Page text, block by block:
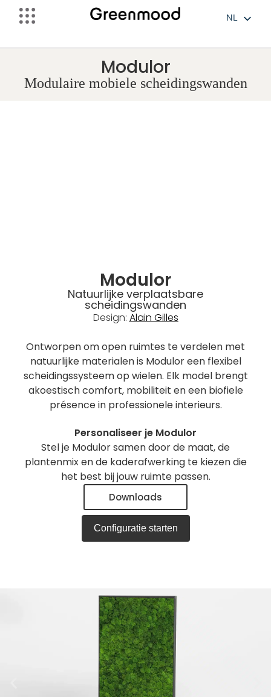
NL
Modulor
Modulaire mobiele scheidingswanden
Modulor
Natuurlijke verplaatsbare
scheidingswanden
Design: Alain Gilles
Ontworpen om open ruimtes te verdelen met
natuurlijke materialen is Modulor een flexibel
scheidingssysteem op wielen. Elk model brengt
akoestisch comfort, mobiliteit en een biofiele
présence in professionele interieurs.
Personaliseer je Modulor
Stel je Modulor samen door de maat, de
plantenmix en de kaderafwerking te kiezen die
het best bij jouw ruimte passen.
Downloads
Configuratie starten